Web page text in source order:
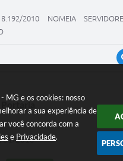
MG e os cookies: nosso
a sua experiência de
você concorda com a
e Privacidade.
2010 NOMEIA
2010